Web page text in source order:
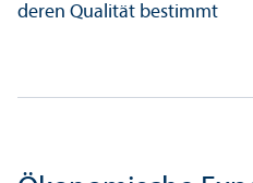
deren Qualität bestimmt